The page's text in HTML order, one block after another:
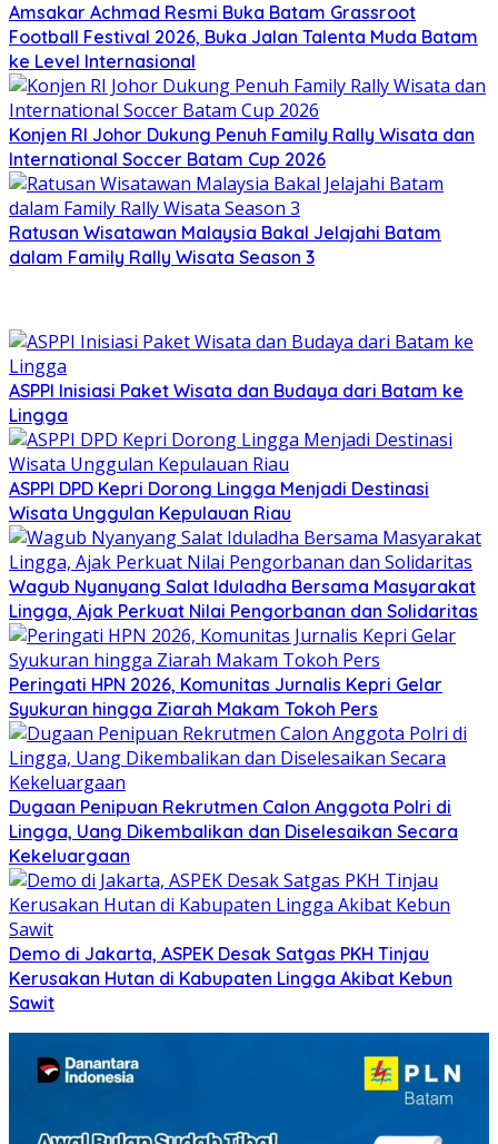
Amsakar Achmad Resmi Buka Batam Grassroot
Football Festival 2026, Buka Jalan Talenta Muda Batam
ke Level Internasional
Konjen RI Johor Dukung Penuh Family Rally Wisata dan
International Soccer Batam Cup 2026
Ratusan Wisatawan Malaysia Bakal Jelajahi Batam
dalam Family Rally Wisata Season 3
ASPPI Inisiasi Paket Wisata dan Budaya dari Batam ke
Lingga
ASPPI DPD Kepri Dorong Lingga Menjadi Destinasi
Wisata Unggulan Kepulauan Riau
Wagub Nyanyang Salat Iduladha Bersama Masyarakat
Lingga, Ajak Perkuat Nilai Pengorbanan dan Solidaritas
Peringati HPN 2026, Komunitas Jurnalis Kepri Gelar
Syukuran hingga Ziarah Makam Tokoh Pers
Dugaan Penipuan Rekrutmen Calon Anggota Polri di
Lingga, Uang Dikembalikan dan Diselesaikan Secara
Kekeluargaan
Demo di Jakarta, ASPEK Desak Satgas PKH Tinjau
Kerusakan Hutan di Kabupaten Lingga Akibat Kebun
Sawit